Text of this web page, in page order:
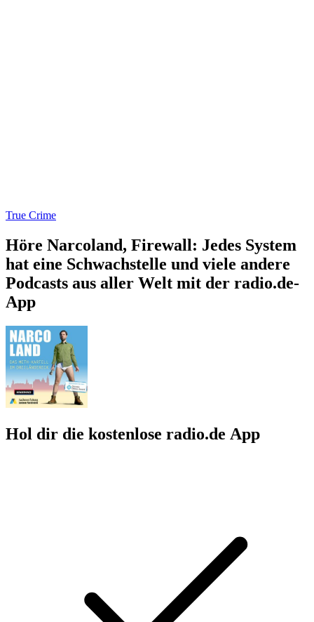
True Crime
Höre Narcoland, Firewall: Jedes System
hat eine Schwachstelle und viele andere
Podcasts aus aller Welt mit der radio.de-
App
Hol dir die kostenlose radio.de App